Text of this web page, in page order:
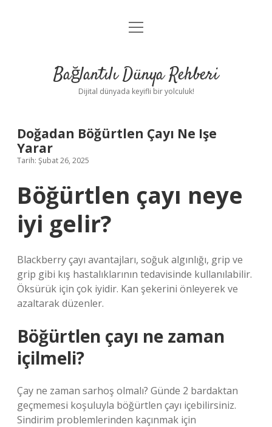
Anasayfa
Yasal Uyarı
menüyü
Bağlantılı Dünya Rehberi
Dijital dünyada keyifli bir yolculuk!
Doğadan Böğürtlen Çayı Ne Işe
Yarar
Tarih: Şubat 26, 2025
Böğürtlen çayı neye
iyi gelir?
Blackberry çayı avantajları, soğuk algınlığı, grip ve
grip gibi kış hastalıklarının tedavisinde kullanılabilir.
Öksürük için çok iyidir. Kan şekerini önleyerek ve
azaltarak düzenler.
Böğürtlen çayı ne zaman
içilmeli?
Çay ne zaman sarhoş olmalı? Günde 2 bardaktan
geçmemesi koşuluyla böğürtlen çayı içebilirsiniz.
Sindirim problemlerinden kaçınmak için